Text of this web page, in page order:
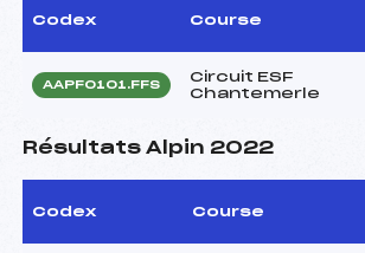
Codex Course
AAPF0101.FFS
Circuit ESF
Chantemerle
Résultats Alpin 2022
Codex Course